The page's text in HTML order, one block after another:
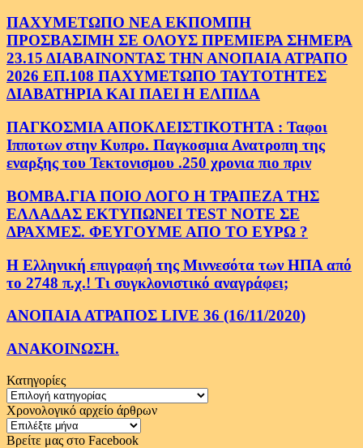
ΠΑΧΥΜΕΤΩΠΟ ΝΕΑ ΕΚΠΟΜΠΗ
ΠΡΟΣΒΑΣΙΜΗ ΣΕ ΟΛΟΥΣ ΠΡΕΜΙΕΡΑ ΣΗΜΕΡΑ
23.15 ΔΙΑΒΑΙΝΟΝΤΑΣ ΤΗΝ ΑΝΟΠΑΙΑ ΑΤΡΑΠΟ
2026 ΕΠ.108 ΠΑΧΥΜΕΤΩΠΟ ΤΑΥΤΟΤΗΤΕΣ
ΔΙΑΒΑΤΗΡΙΑ ΚΑΙ ΠΑΕΙ Η ΕΛΠΙΔΑ
ΠΑΓΚΟΣΜΙΑ ΑΠΟΚΛΕΙΣΤΙΚΟΤΗΤΑ : Ταφοι
Ιπποτων στην Κυπρο. Παγκοσμια Ανατροπη της
εναρξης του Τεκτονισμου .250 χρονια πιο πριν
ΒΟΜΒΑ.ΓΙΑ ΠΟΙΟ ΛΟΓΟ Η ΤΡΑΠΕΖΑ ΤΗΣ
ΕΛΛΑΔΑΣ ΕΚΤΥΠΩΝΕΙ TEST NOTE ΣΕ
ΔΡΑΧΜΕΣ. ΦΕΥΓΟΥΜΕ ΑΠΟ ΤΟ ΕΥΡΩ ?
Η Ελληνική επιγραφή της Μιννεσότα των ΗΠΑ από
το 2748 π.χ.! Τι συγκλονιστικό αναγράφει;
ΑΝΟΠΑΙΑ ΑΤΡΑΠΟΣ LIVE 36 (16/11/2020)
ΑΝΑΚΟΙΝΩΣΗ.
Κατηγορίες
Κατηγορίες
Χρονολογικό αρχείο άρθρων
Χρονολογικό
αρχείο
Βρείτε μας στο Facebook